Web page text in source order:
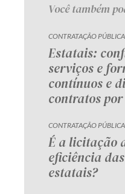
Você também
CONTRATAÇÃO PÚBLICA
Estatais:
serviços e
contínuos e
contratos por
CONTRATAÇÃO PÚBLICA
É a licitação
eficiência
estatais?